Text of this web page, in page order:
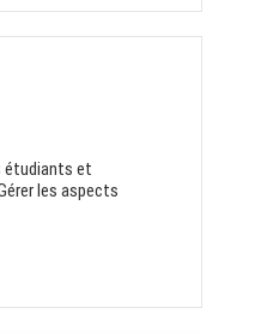
étudiants et
les aspects